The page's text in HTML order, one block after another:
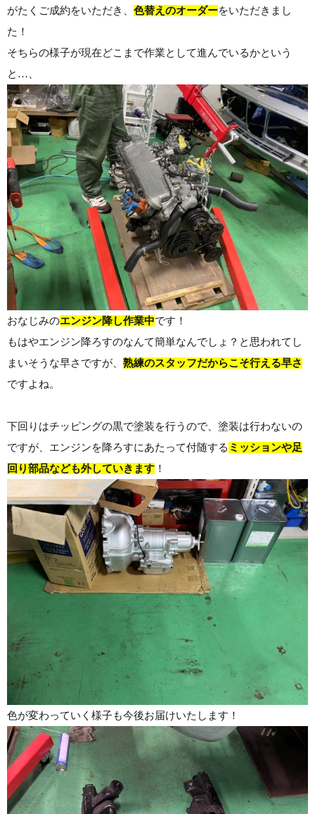
がたくご成約をいただき、 色替えのオーダーをいただきまし
た！
そちらの様子が現在どこまで作業として進んでいるかという
と…、
おなじみのエンジン降し作業中です！
もはやエンジン降ろすのなんて簡単なんでしょ？と思われてし
まいそうな早さですが、 熟練のスタッフだからこそ行える早さ
ですよね。
下回りはチッピングの黒で塗装を行うので、塗装は行わないの
ですが、エンジンを降ろすにあたって付随する ミッションや足
回り部品なども外していきます ！
色が変わっていく様子も今後お届けいたします！